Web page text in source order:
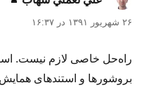
۲۶ شهریور ۱۳۹۱ در ۱۶:۳۷
راه‌حل خاصی لازم نیست.
بروشورها و استندهای